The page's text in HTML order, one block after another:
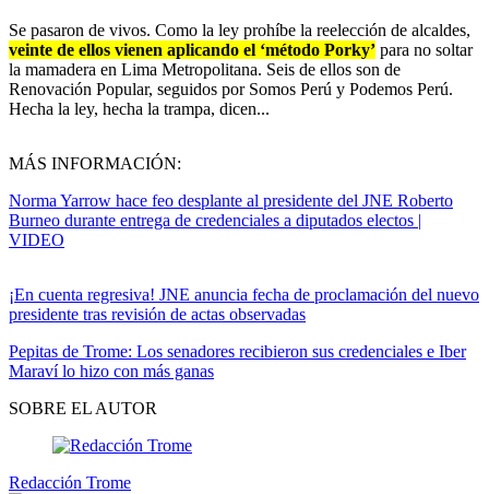
Se pasaron de vivos. Como la ley prohíbe la reelección de alcaldes,
veinte de ellos vienen aplicando el ‘método Porky’ para no soltar
la mamadera en Lima Metropolitana. Seis de ellos son de
Renovación Popular, seguidos por Somos Perú y Podemos Perú.
Hecha la ley, hecha la trampa, dicen...
MÁS INFORMACIÓN:
Norma Yarrow hace feo desplante al presidente del JNE Roberto
Burneo durante entrega de credenciales a diputados electos |
VIDEO
¡En cuenta regresiva! JNE anuncia fecha de proclamación del nuevo
presidente tras revisión de actas observadas
Pepitas de Trome: Los senadores recibieron sus credenciales e Iber
Maraví lo hizo con más ganas
SOBRE EL AUTOR
Redacción Trome